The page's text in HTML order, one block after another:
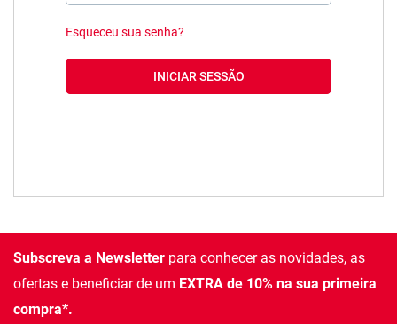
Esqueceu sua senha?
INICIAR SESSÃO
Subscreva a Newsletter para conhecer as novidades, as
ofertas e beneficiar de um EXTRA de 10% na sua primeira
compra*.